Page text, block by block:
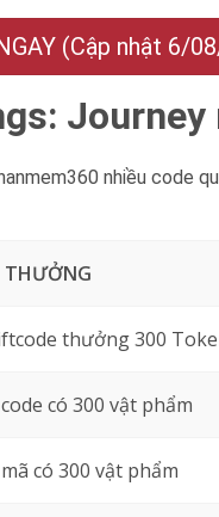
(Cập nhật 6/
nhiều code
THƯỞNG
thưởng 300
có 300 vật phẩm
có 300 vật phẩm